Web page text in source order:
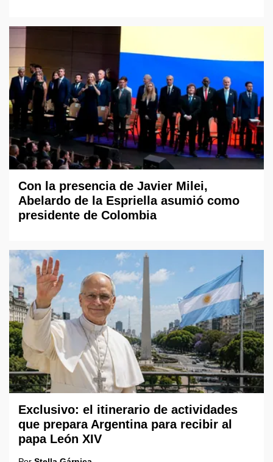
Con la presencia de Javier Milei,
Abelardo de la Espriella asumió como
presidente de Colombia
Exclusivo: el itinerario de actividades
que prepara Argentina para recibir al
papa León XIV